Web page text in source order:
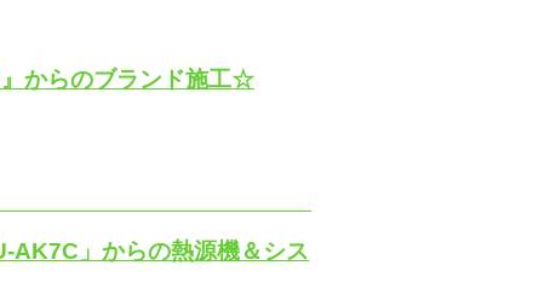
』からのブランド施工☆
AK7C」からの熱源機＆シス